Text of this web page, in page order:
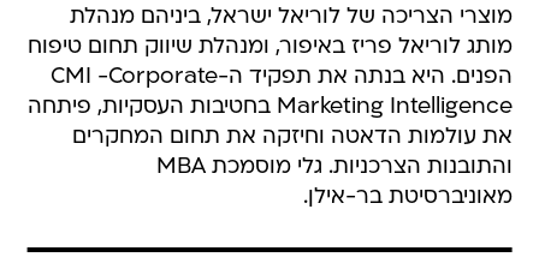
מוצרי הצריכה של לוריאל ישראל, ביניהם מנהלת
מותג לוריאל פריז באיפור, ומנהלת שיווק תחום טיפוח
הפנים. היא בנתה את תפקיד ה-CMI -Corporate
Marketing Intelligence בחטיבות העסקיות, פיתחה
את עולמות הדאטה וחיזקה את תחום המחקרים
והתובנות הצרכניות. גלי מוסמכת MBA
מאוניברסיטת בר-אילן.